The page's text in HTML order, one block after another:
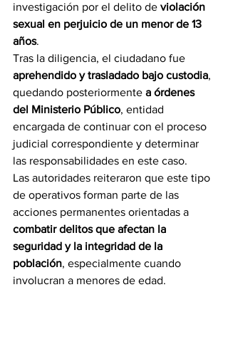
investigación por el delito de violación
sexual en perjuicio de un menor de 13
años.
Tras la diligencia, el ciudadano fue
aprehendido y trasladado bajo custodia,
quedando posteriormente a órdenes
del Ministerio Público, entidad
encargada de continuar con el proceso
judicial correspondiente y determinar
las responsabilidades en este caso.
Las autoridades reiteraron que este tipo
de operativos forman parte de las
acciones permanentes orientadas a
combatir delitos que afectan la
seguridad y la integridad de la
población, especialmente cuando
involucran a menores de edad.